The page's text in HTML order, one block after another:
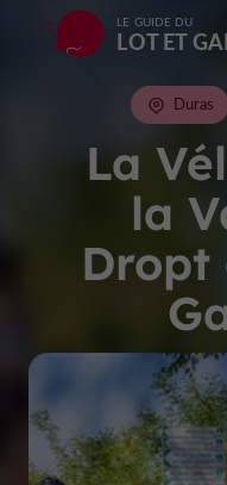
LE GUIDE DU
LOT ET
La
la
Dropt
Duras